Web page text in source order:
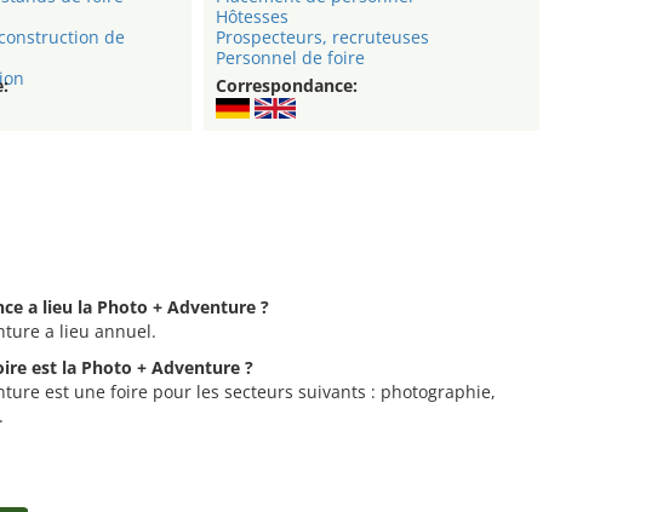
de
Hôtesses
Prospecteurs, recruteuses
Personnel de foire
Correspondance:
a lieu la Photo + Adventure ?
a lieu annuel.
est la Photo + Adventure ?
est une foire pour les secteurs suivants : photographie,